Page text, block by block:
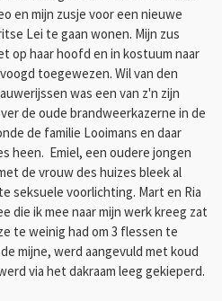
en mijn zusje voor een nieuwe
Lei te gaan wonen. Mijn zus
op haar hoofd en in kostuum naar
toegewezen. Wil van den
was een van z'n zijn
de oude brandweerkazerne in de
de familie Looimans en daar
heen. Emiel, een oudere jongen
de vrouw des huizes bleek al
seksuele voorlichting. Mart en Ria
die ik mee naar mijn werk kreeg zat
te weinig had om 3 flessen te
mijne, werd aangevuld met koud
via het dakraam leeg gekieperd.